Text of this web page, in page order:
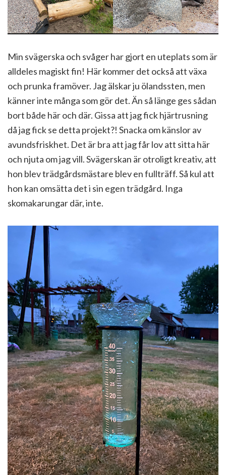
Min svägerska och svåger har gjort en uteplats som är
alldeles magiskt fin! Här kommer det också att växa
och prunka framöver. Jag älskar ju ölandssten, men
känner inte många som gör det. Än så länge ges sådan
bort både här och där. Gissa att jag fick hjärtrusning
då jag fick se detta projekt?! Snacka om känslor av
avundsfriskhet. Det är bra att jag får lov att sitta här
och njuta om jag vill. Svägerskan är otroligt kreativ, att
hon blev trädgårdsmästare blev en fullträff. Så kul att
hon kan omsätta det i sin egen trädgård. Inga
skomakarungar där, inte.